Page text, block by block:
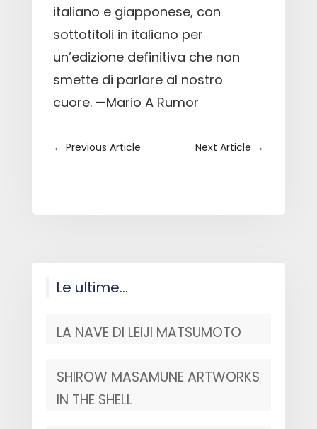
italiano e giapponese, con
sottotitoli in italiano per
un’edizione definitiva che non
smette di parlare al nostro
cuore. —Mario A Rumor
← Previous Article Next Article →
Le ultime…
LA NAVE DI LEIJI MATSUMOTO
SHIROW MASAMUNE ARTWORKS
IN THE SHELL